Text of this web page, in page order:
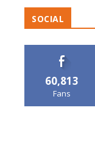
SOCIAL
60,813
Fans